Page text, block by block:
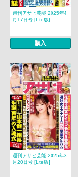
週刊アサヒ芸能 2025年4
月17日号 [Lite版]
購入
週刊アサヒ芸能 2025年3
月20日号 [Lite版]